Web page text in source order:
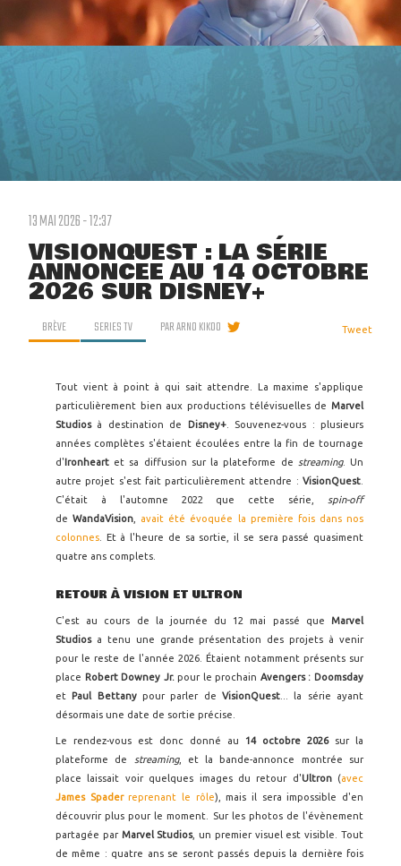
13 MAI 2026 - 12:37
VISIONQUEST : LA SÉRIE
ANNONCÉE AU 14 OCTOBRE
2026 SUR DISNEY+
BRÈVE SERIES TV PARARNO KIKOO Tweet
Tout vient à point à qui sait attendre. La maxime s'applique
particulièrement bien aux productions télévisuelles de Marvel
Studios à destination de Disney+. Souvenez-vous : plusieurs
années complètes s'étaient écoulées entre la fin de tournage
d'Ironheart et sa diffusion sur la plateforme de streaming. Un
autre projet s'est fait particulièrement attendre : VisionQuest
C'était à l'automne 2022 que cette série, spin-off
deWandaVision
avait été évoquée la première fois dans nos
colonnes . Et à l'heure de sa sortie, il se sera passé quasiment
quatre ans complets.
RETOUR À VISION ET ULTRON
C'est au cours de la journée du 12 mai passé que Marvel
Studios a tenu une grande présentation des projets à venir
pour le reste de l'année 2026. Étaient notamment présents sur
place Robert Downey Jr.pour le prochain Avengers : Doomsday
et
Paul Bettanypour parler deVisionQuest ... la série ayant
désormais une date de sortie précise.
Le rendez-vous est donc donné au 14 octobre 2026 sur la
plateforme de
streaming, et la bande-annonce montrée sur
place laissait voir quelques images du retour d'Ultron (avec
James Spaderreprenant le rôle), mais il sera impossible d'en
découvrir plus pour le moment. Sur les photos de l'évènement
partagée par Marvel Studios, un premier visuel est visible. Tout
de même : quatre ans se seront passés depuis la dernière fois